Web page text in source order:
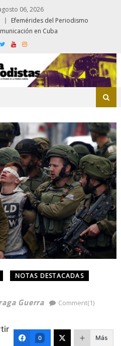
06, 2026
Efemérides del Periodismo
en Cuba
NOTAS DESTACADAS
Guerra Comment(1)
0 Más